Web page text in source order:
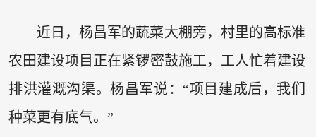
近日，杨昌军的蔬菜大棚旁，村里的高标准
农田建设项目正在紧锣密鼓施工，工人忙着建设
排洪灌溉沟渠。杨昌军说：“项目建成后，我们
种菜更有底气。”